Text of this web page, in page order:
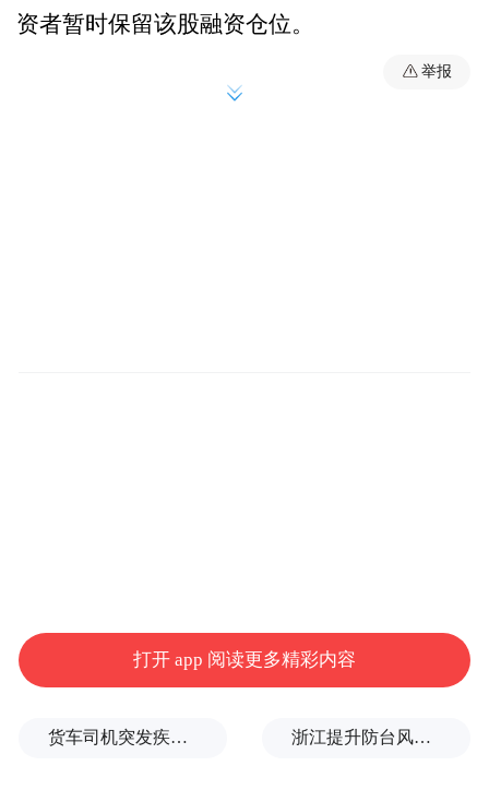
资者暂时保留该股融资仓位。
举报
打开 app 阅读更多精彩内容
货车司机突发疾病晕倒车轮边，陌生同行第一时间发现并救助 浙江提升防台风应急响应至Ⅰ级